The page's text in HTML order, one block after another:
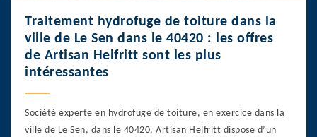
Traitement hydrofuge de toiture dans la
ville de Le Sen dans le 40420 : les offres
de Artisan Helfritt sont les plus
intéressantes
Société experte en hydrofuge de toiture, en exercice dans la
ville de Le Sen, dans le 40420, Artisan Helfritt dispose d’un